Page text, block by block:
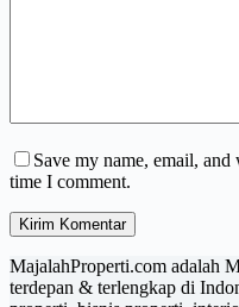
Save my name, email,
time I comment.
Kirim Komentar
MajalahProperti.com adalah
terdepan & terlengkap di